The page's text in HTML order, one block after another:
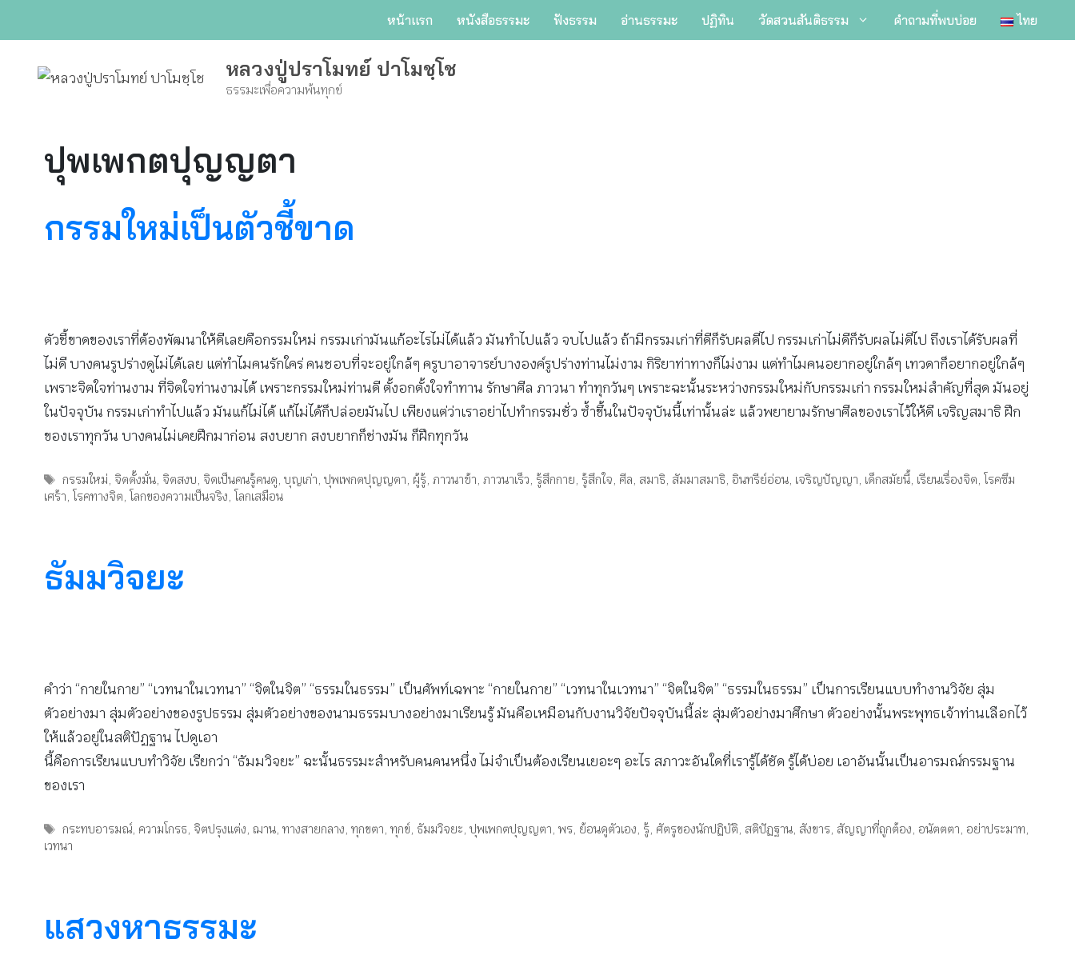
หน้าแรก หนังสือธรรมะ ฟังธรรม อ่านธรรมะ ปฏิทิน วัดสวนสันติธรรม คำถามที่พบบ่อย ไทย
หลวงปู่ปราโมทย์ ปาโมชฺโช
ธรรมะเพื่อความพ้นทุกข์
ปุพเพกตปุญญตา
กรรมใหม่เป็นตัวชี้ขาด
ตัวชี้ขาดของเราที่ต้องพัฒนาให้ดีเลยคือกรรมใหม่ กรรมเก่ามันแก้อะไรไม่ได้แล้ว มันทำไปแล้ว จบไปแล้ว ถ้ามีกรรมเก่าที่ดีก็รับผลดีไป กรรมเก่าไม่ดีก็รับผลไม่ดีไป ถึงเราได้รับผลที่
ไม่ดี บางคนรูปร่างดูไม่ได้เลย แต่ทำไมคนรักใคร่ คนชอบที่จะอยู่ใกล้ๆ ครูบาอาจารย์บางองค์รูปร่างท่านไม่งาม กิริยาท่าทางก็ไม่งาม แต่ทำไมคนอยากอยู่ใกล้ๆ เทวดาก็อยากอยู่ใกล้ๆ
เพราะจิตใจท่านงาม ที่จิตใจท่านงามได้ เพราะกรรมใหม่ท่านดี ตั้งอกตั้งใจทำทาน รักษาศีล ภาวนา ทำทุกวันๆ เพราะฉะนั้นระหว่างกรรมใหม่กับกรรมเก่า กรรมใหม่สำคัญที่สุด มันอยู่
ในปัจจุบัน กรรมเก่าทำไปแล้ว มันแก้ไม่ได้ แก้ไม่ได้ก็ปล่อยมันไป เพียงแต่ว่าเราอย่าไปทำกรรมชั่ว ซ้ำขึ้นในปัจจุบันนี้เท่านั้นล่ะ แล้วพยายามรักษาศีลของเราไว้ให้ดี เจริญสมาธิ ฝึก
ของเราทุกวัน บางคนไม่เคยฝึกมาก่อน สงบยาก สงบยากก็ช่างมัน ก็ฝึกทุกวัน
Tags
กรรมใหม่, จิตตั้งมั่น, จิตสงบ, จิตเป็นคนรู้คนดู,บุญเก่า,ปุพเพกตปุญญตา, ผู้รู้,ภาวนาช้า,ภาวนาเร็ว, รู้สึกกาย, รู้สึกใจ, ศีล, สมาธิ, สัมมาสมาธิ, อินทรีย์อ่อน, เจริญปัญญา, เด็กสมัยนี้, เรียนเรื่องจิต,โรคซึม
เศร้า, โรคทางจิต, โลกของความเป็นจริง, โลกเสมือน
ธัมมวิจยะ
คำว่า “กายในกาย” “เวทนาในเวทนา” “จิตในจิต” “ธรรมในธรรม” เป็นศัพท์เฉพาะ “กายในกาย” “เวทนาในเวทนา” “จิตในจิต” “ธรรมในธรรม” เป็นการเรียนแบบทำงานวิจัย สุ่ม
ตัวอย่างมา สุ่มตัวอย่างของรูปธรรม สุ่มตัวอย่างของนามธรรมบางอย่างมาเรียนรู้ มันคือเหมือนกับงานวิจัยปัจจุบันนี้ล่ะ สุ่มตัวอย่างมาศึกษา ตัวอย่างนั้นพระพุทธเจ้าท่านเลือกไว้
ให้แล้วอยู่ในสติปัฏฐาน ไปดูเอา
นี้คือการเรียนแบบทำวิจัย เรียกว่า “ธัมมวิจยะ” ฉะนั้นธรรมะสำหรับคนคนหนึ่ง ไม่จำเป็นต้องเรียนเยอะๆ อะไร สภาวะอันใดที่เรารู้ได้ชัด รู้ได้บ่อย เอาอันนั้นเป็นอารมณ์กรรมฐาน
ของเรา
Tags
กระทบอารมณ์ ความโกรธ จิตปรุงแต่ง ,ฌาน ,ทางสายกลาง ,ทุกขตา ,ทุกข์ ธัมมวิจยะ ,ปุพเพกตปุญญตา ,พร ย้อนดูตัวเอง รู้ ศัตรูของนักปฏิบัติ สติปัฏฐาน สังขาร สัญญาที่ถูกต้อง อนัตตตา อย่าประมาท
เวทนา
แสวงหาธรรมะ